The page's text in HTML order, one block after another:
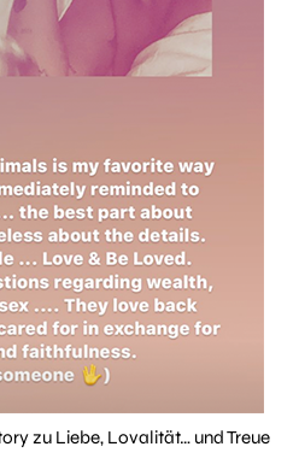
zu Liebe, Lovalität… und Treue